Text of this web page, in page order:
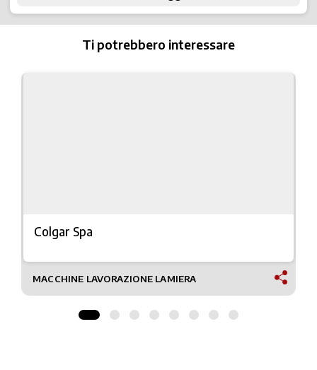
Ti potrebbero interessare
Colgar Spa
MACCHINE LAVORAZIONE LAMIERA